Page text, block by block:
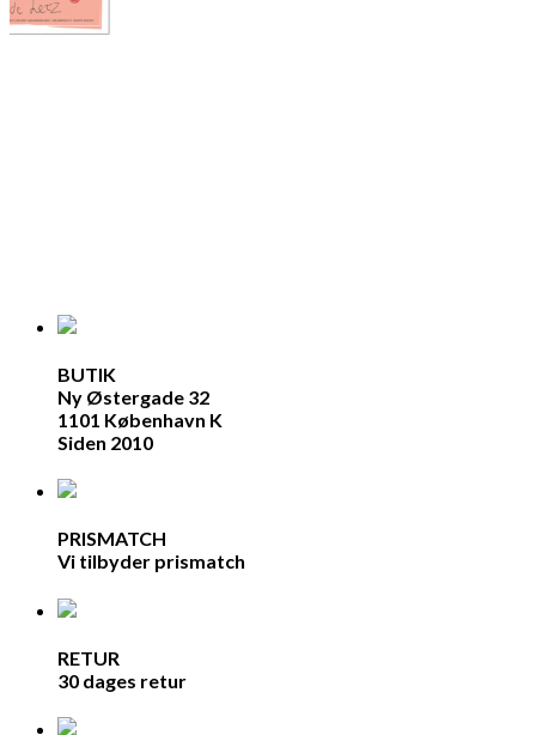
BUTIK
Ny Østergade 32
1101 København K
Siden 2010
PRISMATCH
Vi tilbyder prismatch
RETUR
30 dages retur